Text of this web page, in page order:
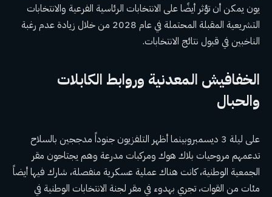
يون يمكن أن تؤثر أيضًا على الانتخابات الرئاسية الفرعية والانتخابات
التشريعية المقبلة المحتملة في عام 2028 من خلال زيادة عدم رغبة
الناخبين في قبول نتائج الانتخابات.
الخفافيش المعدنية وروابط الكابلات
والحبال
على ليلة 3 ديسمبر
وبينما أظهر التلفزيون جنوداً مدججين بالسلاح
تدعمهم مروحيات بلاك هوك ومركبات مدرعة وهم يجتاحون مقر
الجمعية الوطنية، كانت هناك عملية عسكرية منفصلة، ​​شارك فيها أيضاً
مئات من القوات، تجري بهدوء في مقر لجنة الانتخابات الوطنية في